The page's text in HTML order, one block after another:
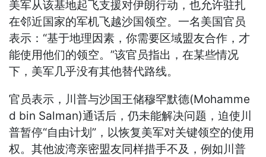
美军从该基地起飞支援对伊朗行动，也允许驻扎
在邻近国家的军机飞越沙国领空。一名美国官员
表示：“基于地理因素，你需要区域盟友合作，才
能使用他们的领空。”该官员指出，在某些情况
下，美军几乎没有其他替代路线。
官员表示，川普与沙国王储穆罕默德(Mohamme
d bin Salman)通话后，仍未能解决问题，迫使川
普暂停“自由计划”，以恢复美军对关键领空的使用
权。其他波湾亲密盟友同样措手不及，例如川普